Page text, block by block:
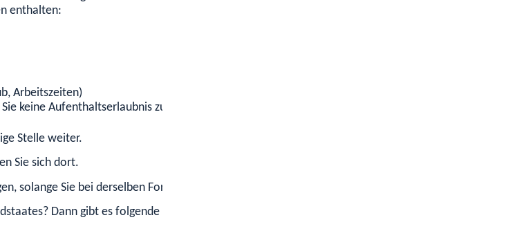
enthalten:
Arbeitszeiten)
keine Aufenthaltserlaubnis zum Zweck der Forschung erhalten sollten
Stelle weiter.
Sie sich dort.
solange Sie bei derselben Forschungseinrichtung beschäftigt bleiben.
Dann gibt es folgende Möglichkeiten: